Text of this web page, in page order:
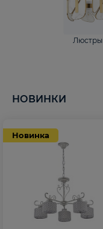
Люстры
НОВИНКИ
Новинка